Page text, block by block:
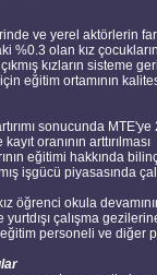
ve yerel aktörlerin
olan kız
kızların sisteme
eğitim ortamının
sonucunda
oranının arttırılması
eğitimi hakkında
işgücü piyasasında
öğrenci okula
çalışma gezilerine
personeli ve diğer